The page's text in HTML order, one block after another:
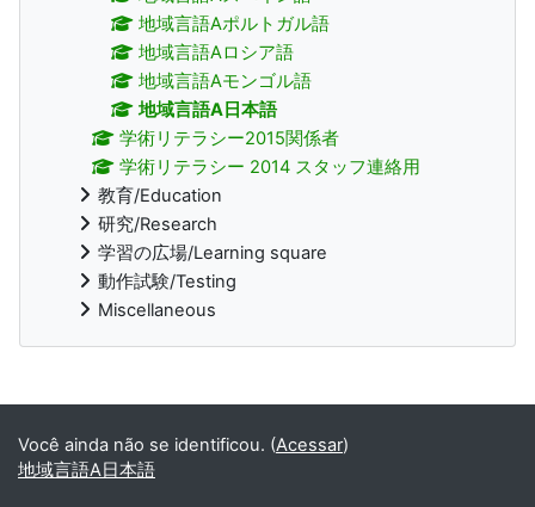
地域言語Aポルトガル語
地域言語Aロシア語
地域言語Aモンゴル語
地域言語A日本語
学術リテラシー2015関係者
学術リテラシー 2014 スタッフ連絡用
教育/Education
研究/Research
学習の広場/Learning square
動作試験/Testing
Miscellaneous
Blocos suplementares
Você ainda não se identificou. (Acessar)
地域言語A日本語